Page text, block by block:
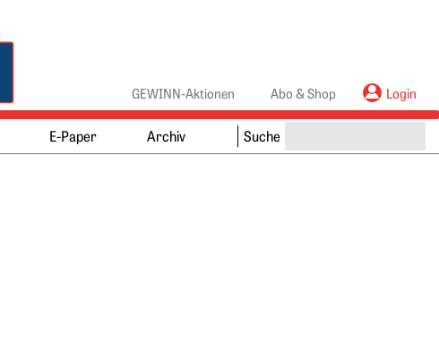
GEWINN-Aktionen Abo & Shop Login
E-Paper Archiv Suche